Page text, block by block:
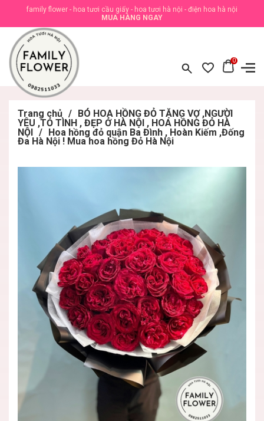
family flower - hoa tươi cầu giấy - hoa tươi hà nội - điện hoa hà nội
MUA HÀNG NGAY
0
Trang chủ / BÓ HOA HỒNG ĐỎ TẶNG VỢ ,NGƯỜI
YÊU ,TỎ TÌNH , ĐẸP Ở HÀ NỘI , HOA HỒNG ĐỎ HÀ
NỘI / Hoa hồng đỏ quận Ba Đình , Hoàn Kiếm ,Đống
Đa Hà Nội ! Mua hoa hồng Đỏ Hà Nội